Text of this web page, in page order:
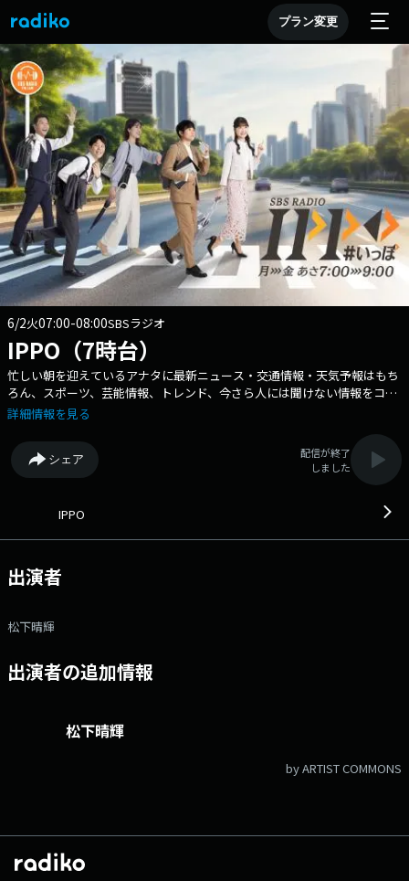
プラン変更
6/2火07:00-08:00SBSラジオ
IPPO（7時台）
忙しい朝を迎えているアナタに最新ニュース・交通情報・天気予報はもち
ろん、スポーツ、芸能情報、トレンド、今さら人には聞けない情報をコン
パクトに紹介！IPPOを聞いて、昨日より今日の自分をちょっとだけアップ
話、知らないと恥ずかしいトピック、 当たり前過ぎて、周りには聞き辛
い情報を丁寧にお伝えしていきます！ ▼08:25＜IPPOセレクション
＞ ゲストコーナー：トレンド、グルメ、ファッション、健康。 忙しい
ージ：http://www.at-s.com/sbsradio/program/ippo/ 番組公式 X：
s.com/apps/entryform/entry/form/148665
詳細情報を見る
シェア
配信が終了
しました
IPPO
出演者
松下晴輝
出演者の追加情報
松下晴輝
by ARTIST COMMONS